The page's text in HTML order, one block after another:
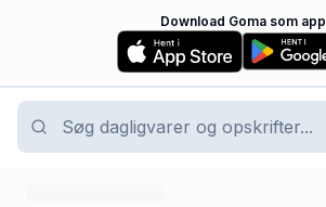
Download Goma som app